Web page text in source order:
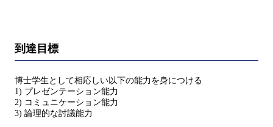
到達目標
博士学生として相応しい以下の能力を身につける
1) プレゼンテーション能力
2) コミュニケーション能力
3) 論理的な討議能力